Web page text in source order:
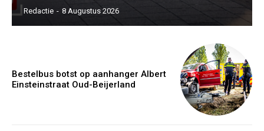
Redactie - 8 Augustus 2026
Bestelbus botst op aanhanger Albert
Einsteinstraat Oud-Beijerland